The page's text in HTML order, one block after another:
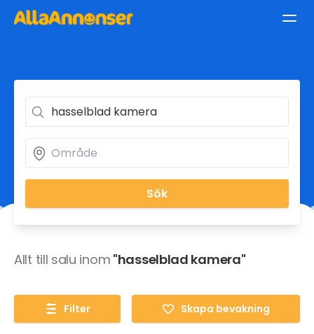
Sök
Allt till salu inom "hasselblad kamera"
Filter Skapa bevakning